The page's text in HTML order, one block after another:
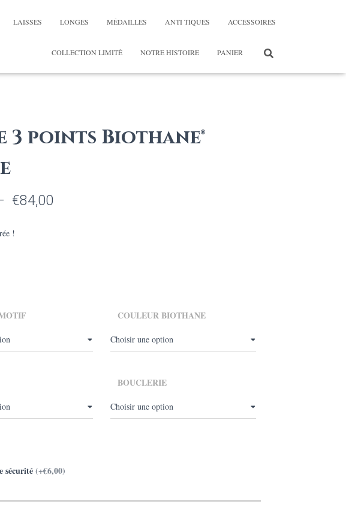
LAISSES LONGES MÉDAILLES ANTI TIQUES ACCESSOIRES
COLLECTION LIMITÉ NOTRE HISTOIRE PANIER
3 points Biothane®
€84,00
!
COULEUR BIOTHANE
BOUCLERIE
sécurité(+€6,00)